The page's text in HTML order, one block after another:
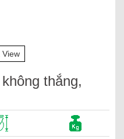
View
thắng,